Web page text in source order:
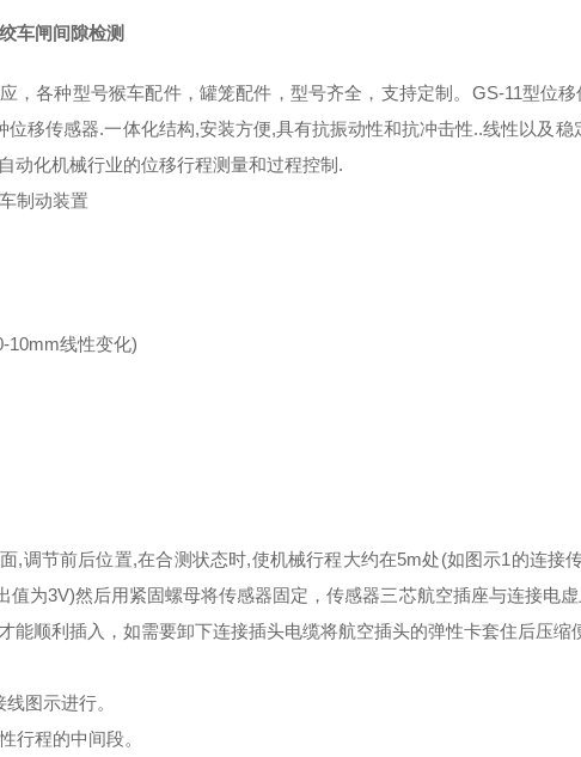
车闸间隙检测
，各种型号猴车配件，罐笼配件，型号齐全，支持定制。GS-11型位移
位移传感器.一体化结构,安装方便,具有抗振动性和抗冲击性..线性以及
动化机械行业的位移行程测量和过程控制.
制动装置
10mm线性变化)
,调节前后位置,在合测状态时,使机械行程大约在5m处(如图示1的连接
值为3V)然后用紧固螺母将传感器固定，传感器三芯航空插座与连接电
能顺利插入，如需要卸下连接插头电缆将航空插头的弹性卡套住后压缩
图示进行。
行程的中间段。